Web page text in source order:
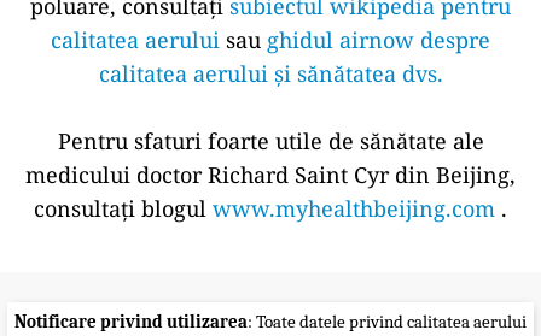
poluare, consultați subiectul wikipedia pentru
calitatea aerului sau ghidul airnow despre
calitatea aerului și sănătatea dvs.
Pentru sfaturi foarte utile de sănătate ale
medicului doctor Richard Saint Cyr din Beijing,
consultați blogul www.myhealthbeijing.com .
Notificare privind utilizarea: Toate datele privind calitatea aerului